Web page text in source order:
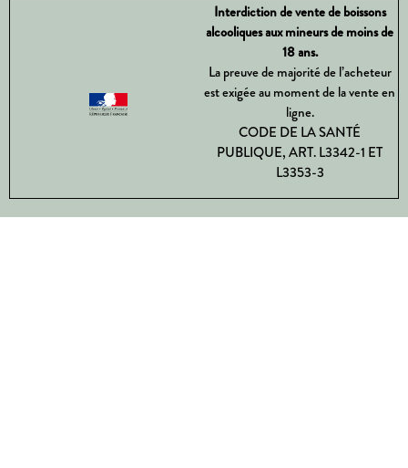
Interdiction de vente de boissons
alcooliques aux mineurs de moins de
18 ans.
La preuve de majorité de l’acheteur
est exigée au moment de la vente en
ligne.
CODE DE LA SANTÉ
PUBLIQUE, ART. L3342-1 ET
L3353-3